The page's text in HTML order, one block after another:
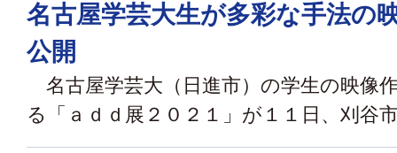
名古屋学芸大生が多彩な手法
公開
名古屋学芸大（日進市）の学生の映像
る「ａｄｄ展２０２１」が１１日、刈谷